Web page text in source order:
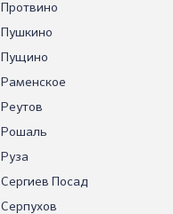
Протвино
Пушкино
Пущино
Раменское
Реутов
Рошаль
Руза
Сергиев Посад
Серпухов